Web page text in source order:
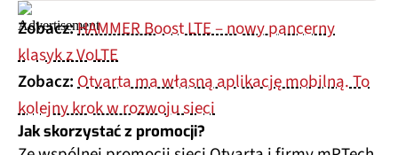
Zobacz:HAMMER Boost LTE – nowy pancerny
klasyk z VoLTE
Zobacz:Otvarta ma własną aplikację mobilną. To
kolejny krok w rozwoju sieci
Jak skorzystać z promocji?